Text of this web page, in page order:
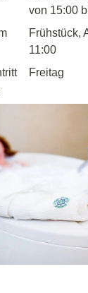
von 15:00
Frühstück,
11:00
Freitag